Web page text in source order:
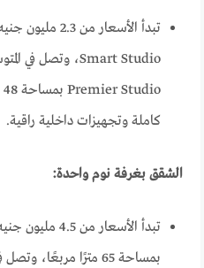
كاملة وتجهيزات داخلية راقية.
الشقق بغرفة نوم واحدة: